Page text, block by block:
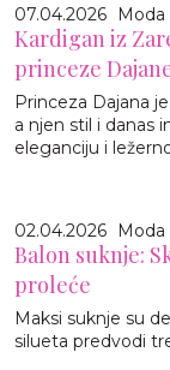
07.04.2026 Moda
Kardigan iz
princeze
Princeza Dajana
a njen stil i danas
eleganciju i
02.04.2026 Moda
Balon suknje:
proleće
Maksi suknje su
silueta predvodi